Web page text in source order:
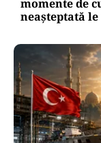
momente de
neașteptată